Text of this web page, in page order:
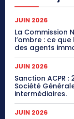
JUIN 2026
La Commission
l’ombre : ce
des agents
JUIN 2026
Sanction ACPR
Société
intermédiaires.
JUIN 2026